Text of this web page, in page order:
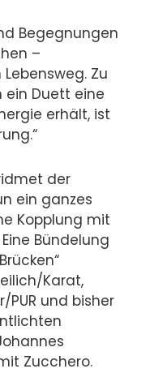
Begegnungen
–
Zu
ein Duett eine
erhält, ist
der
ein ganzes
Kopplung mit
Bündelung
Karat,
PUR und bisher
Zucchero.